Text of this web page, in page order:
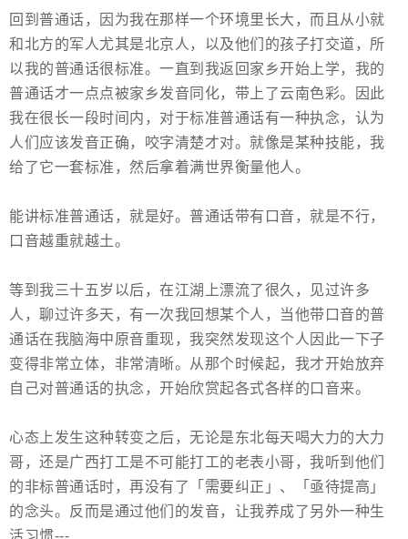
回到普通话，因为我在那样一个环境里长大，而且从小就
和北方的军人尤其是北京人，以及他们的孩子打交道，所
以我的普通话很标准。一直到我返回家乡开始上学，我的
普通话才一点点被家乡发音同化，带上了云南色彩。因此
我在很长一段时间内，对于标准普通话有一种执念，认为
人们应该发音正确，咬字清楚才对。就像是某种技能，我
给了它一套标准，然后拿着满世界衡量他人。
能讲标准普通话，就是好。普通话带有口音，就是不行，
口音越重就越土。
等到我三十五岁以后，在江湖上漂流了很久，见过许多
人，聊过许多天，有一次我回想某个人，当他带口音的普
通话在我脑海中原音重现，我突然发现这个人因此一下子
变得非常立体，非常清晰。从那个时候起，我才开始放弃
自己对普通话的执念，开始欣赏起各式各样的口音来。
心态上发生这种转变之后，无论是东北每天喝大力的大力
哥，还是广西打工是不可能打工的老表小哥，我听到他们
的非标普通话时，再没有了「需要纠正」、「亟待提高」
的念头。反而是通过他们的发音，让我养成了另外一种生